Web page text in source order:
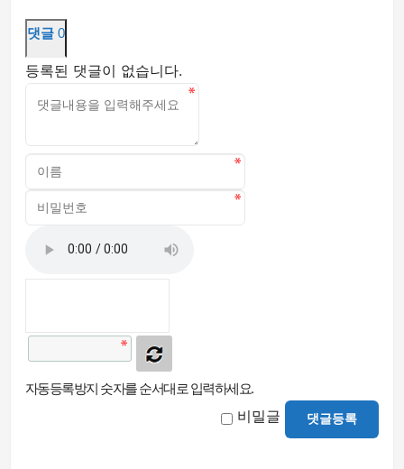
댓글 0
등록된 댓글이 없습니다.
자동등록방지 숫자를 순서대로 입력하세요.
비밀글 댓글등록